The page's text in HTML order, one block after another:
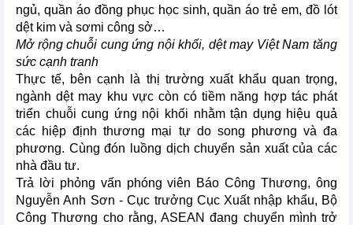
ngủ, quần áo đồng phục học sinh, quần áo trẻ em, đồ lót
dệt kim và sơmi công sở…
Mở rộng chuỗi cung ứng nội khối, dệt may Việt Nam tăng
sức cạnh tranh
Thực tế, bên cạnh là thị trường xuất khẩu quan trọng,
ngành dệt may khu vực còn có tiềm năng hợp tác phát
triển chuỗi cung ứng nội khối nhằm tận dụng hiệu quả
các hiệp định thương mại tự do song phương và đa
phương. Cùng đón luồng dịch chuyển sản xuất của các
nhà đầu tư.
Trả lời phỏng vấn phóng viên Báo Công Thương, ông
Nguyễn Anh Sơn - Cục trưởng Cục Xuất nhập khẩu, Bộ
Công Thương cho rằng, ASEAN đang chuyển mình trở